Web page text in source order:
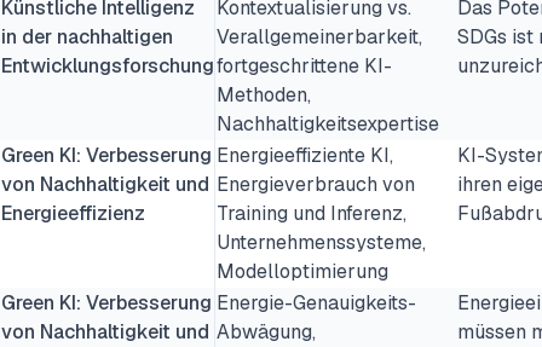
Künstliche Intelligenz
in der nachhaltigen
Entwicklungsforschung
Kontextualisierung vs.
Verallgemeinerbarkeit,
fortgeschrittene KI-
Methoden,
Nachhaltigkeitsexpertise
Das
SDGs ist
Green KI: Verbesserung
von Nachhaltigkeit und
Energieeffizienz
Energieeffiziente KI,
Energieverbrauch von
Training und Inferenz,
Unternehmenssysteme,
Modelloptimierung
KI-
ihren
Green KI: Verbesserung
von Nachhaltigkeit und
Energie-Genauigkeits-
Abwägung,
müssen